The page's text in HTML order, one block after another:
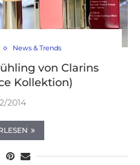
News & Trends
von Clarins
Kollektion)
2014